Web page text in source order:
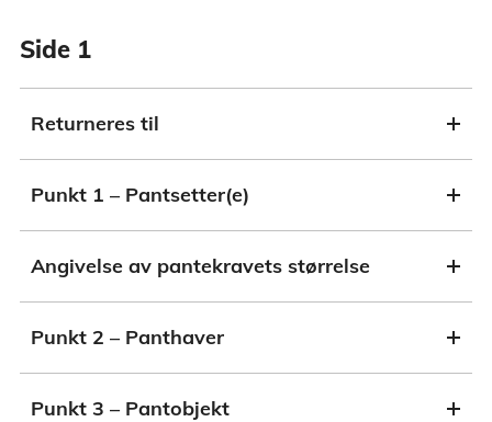
Side 1
Returneres til
Punkt 1 – Pantsetter(e)
Angivelse av pantekravets størrelse
Punkt 2 – Panthaver
Punkt 3 – Pantobjekt